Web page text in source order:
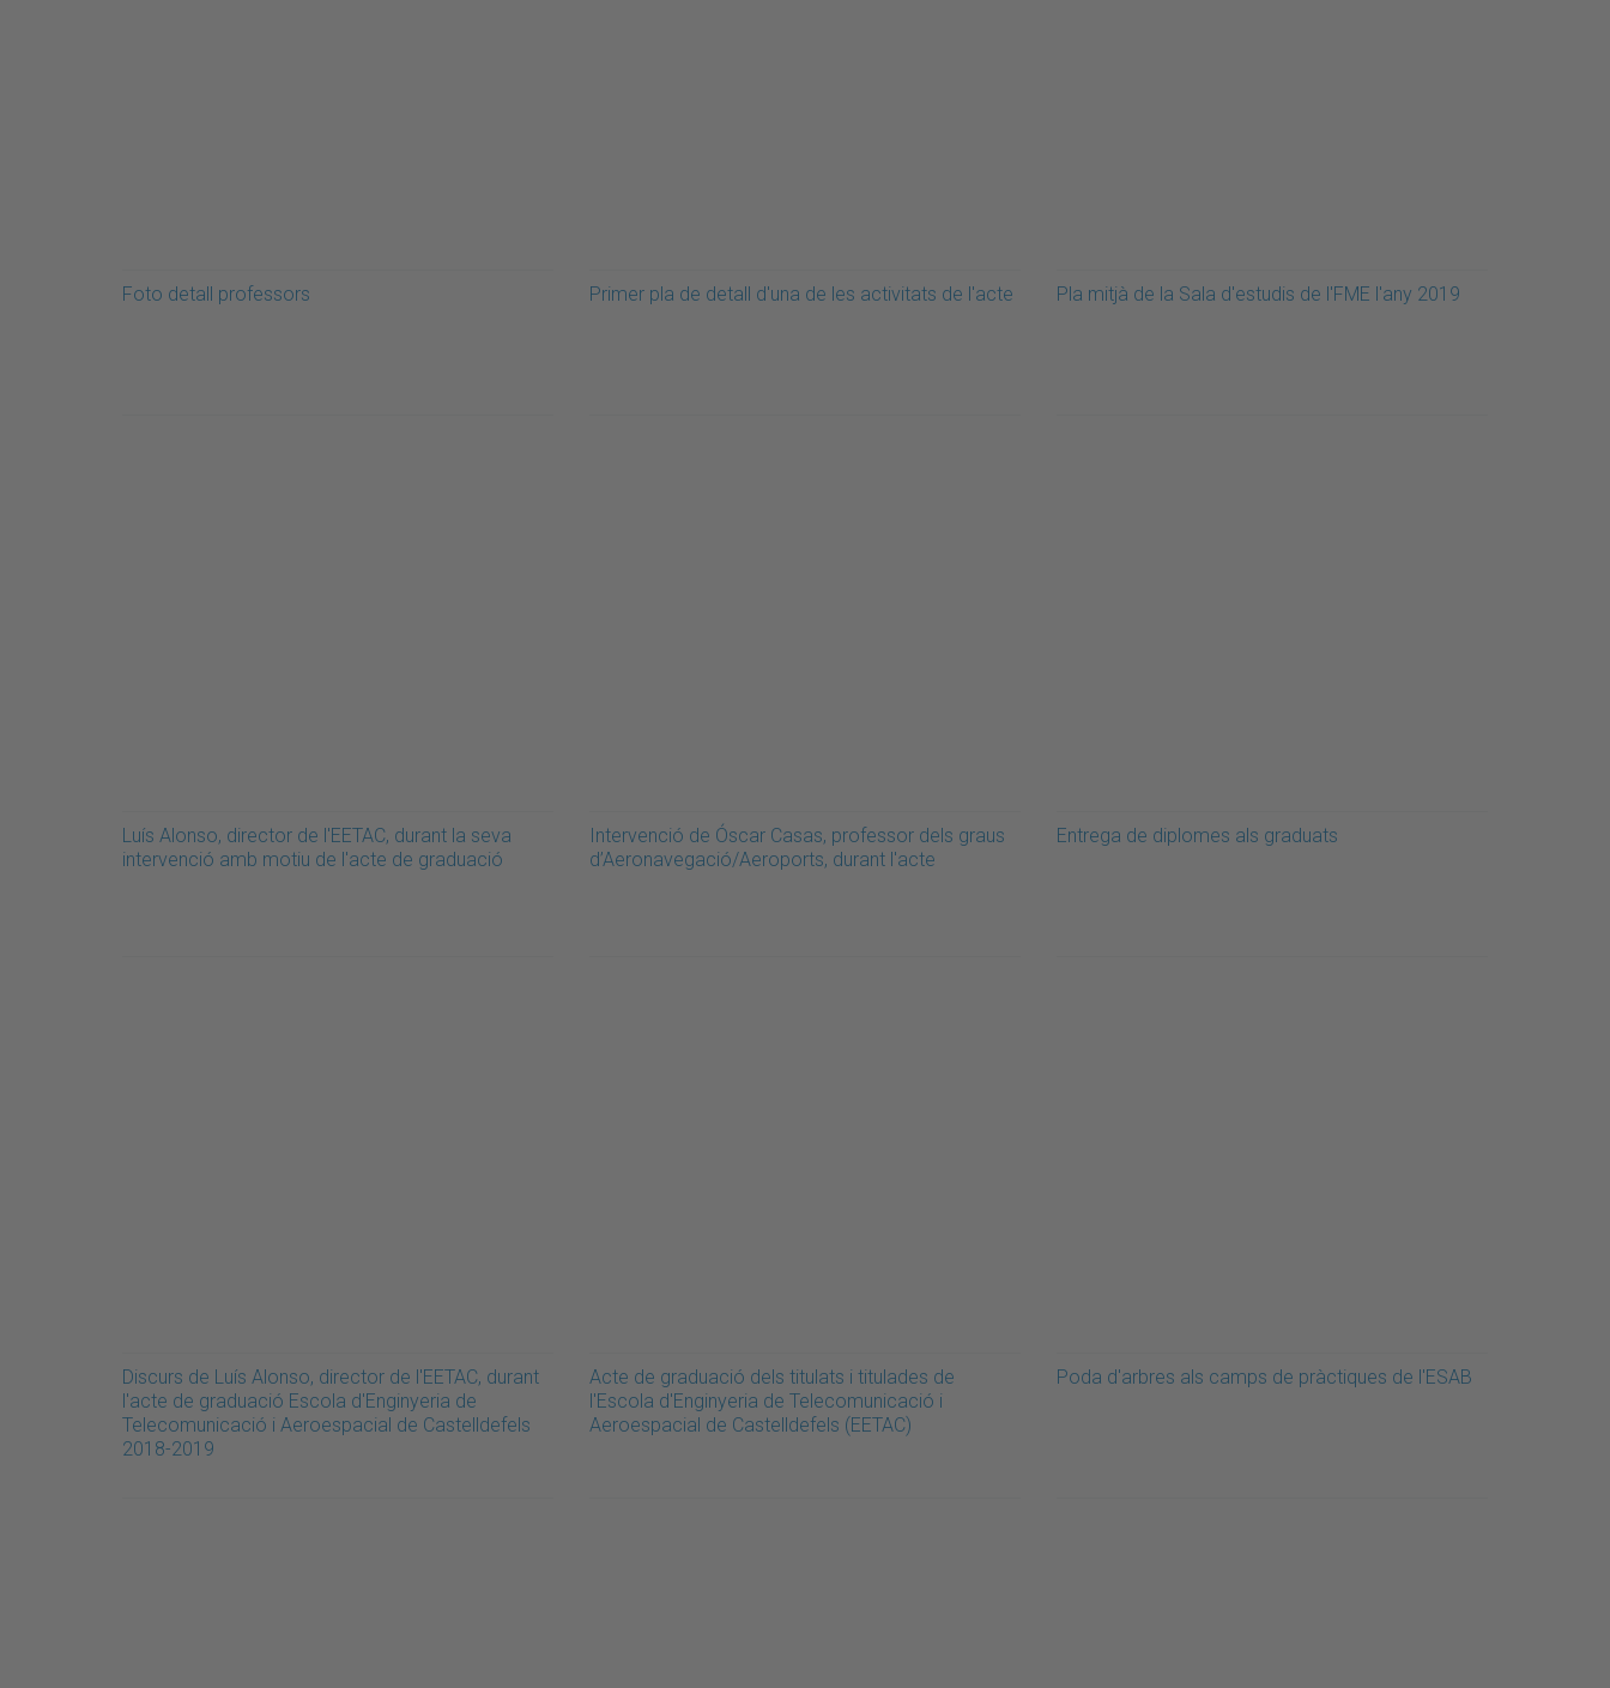
Foto detall professors Primer pla de detall d'una de les activitats de l'acte Pla mitjà de la Sala d'estudis de l'FME l'any 2019
Luís Alonso, director de l'EETAC, durant la seva
intervenció amb motiu de l'acte de graduació
Intervenció de Óscar Casas, professor dels graus
d’Aeronavegació/Aeroports, durant l'acte
Entrega de diplomes als graduats
Discurs de Luís Alonso, director de l'EETAC, durant
l'acte de graduació Escola d'Enginyeria de
Telecomunicació i Aeroespacial de Castelldefels
2018-2019
Acte de graduació dels titulats i titulades de
l'Escola d'Enginyeria de Telecomunicació i
Aeroespacial de Castelldefels (EETAC)
Poda d'arbres als camps de pràctiques de l'ESAB